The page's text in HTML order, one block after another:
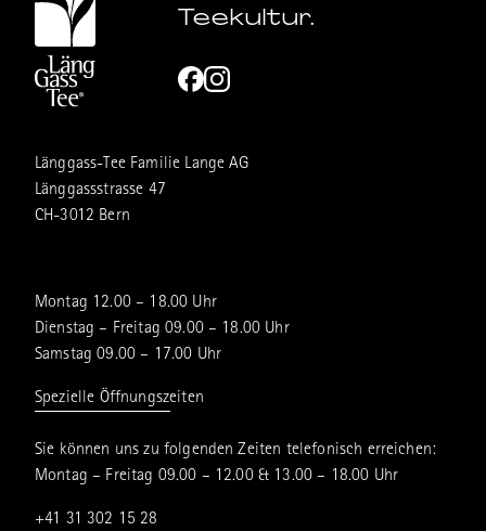
Teekultur.
Länggass-Tee Familie Lange AG
Länggassstrasse 47
CH-3012 Bern
Montag 12.00 – 18.00 Uhr
Dienstag – Freitag 09.00 – 18.00 Uhr
Samstag 09.00 – 17.00 Uhr
Spezielle Öffnungszeiten
Sie können uns zu folgenden Zeiten telefonisch erreichen:
Montag – Freitag 09.00 – 12.00 & 13.00 – 18.00 Uhr
+41 31 302 15 28